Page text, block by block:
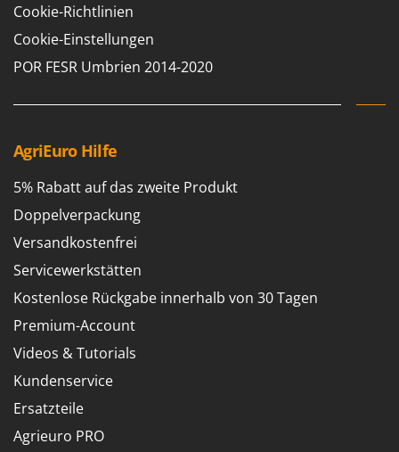
Stanley
Stiga
Stocker
Tecla
Tellarini Pompe
Telwin
Tenco
Tineco
Titania
Tornado
Tre Spade
Trev - Abrek - TecnoVIR
Trotec
Troy-Bilt
Cookie-Richtlinien
Cookie-Einstellungen
POR FESR Umbrien 2014-2020
AgriEuro Hilfe
5% Rabatt auf das zweite Produkt
Doppelverpackung
Versandkostenfrei
Servicewerkstätten
Kostenlose Rückgabe innerhalb von 30 Tagen
Premium-Account
Videos & Tutorials
Kundenservice
Ersatzteile
Agrieuro PRO